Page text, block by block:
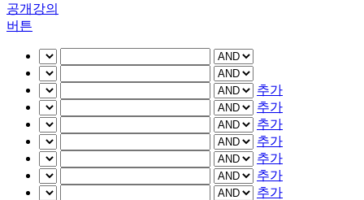
공개강의
버튼
추가
추가
추가
추가
추가
추가
추가